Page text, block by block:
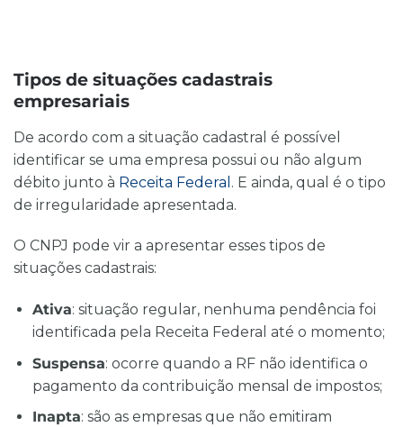
Tipos de situações cadastrais
empresariais
De acordo com a situação cadastral é possível
identificar se uma empresa possui ou não algum
débito junto à Receita Federal . E ainda, qual é o tipo
de irregularidade apresentada.
O CNPJ pode vir a apresentar esses tipos de
situações cadastrais:
Ativa: situação regular, nenhuma pendência foi
identificada pela Receita Federal até o momento;
Suspensa: ocorre quando a RF não identifica o
pagamento da contribuição mensal de impostos;
Inapta: são as empresas que não emitiram